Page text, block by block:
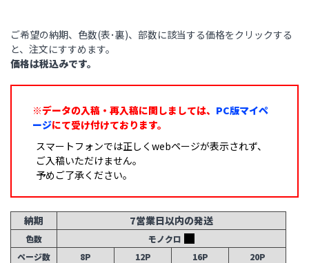
ご希望の納期、色数(表･裏)、部数に該当する価格をクリックする
と、注文にすすめます。
価格は税込みです。
※データの入稿・再入稿に関しましては、 PC版マイペ
ージにて受け付けております。
スマートフォンでは正しくwebページが表示されず、
ご入稿いただけません。
予めご了承ください。
納期 7営業日以内の発送
色数
モノクロ
ページ数
8P 12P 16P 20P